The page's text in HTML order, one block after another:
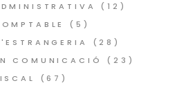
(12)
(5)
(28)
COMUNICACIÓ
(23)
(67)